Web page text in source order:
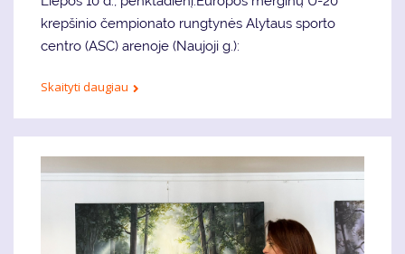
krepšinio čempionato rungtynės Alytaus sporto
centro (ASC) arenoje (Naujoji g.):
Skaityti daugiau